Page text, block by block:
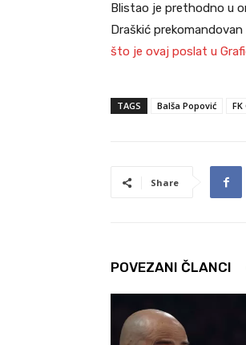
Blistao je prethodno u
Draškić
što je ovaj poslat u
TAGS Balša Popović
Share
POVEZANI ČLANCI